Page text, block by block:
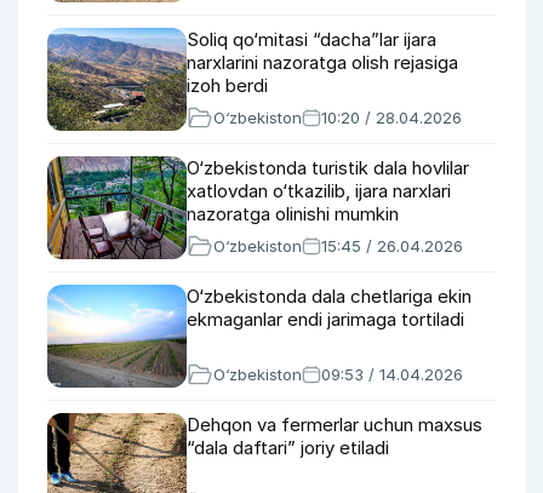
Soliq qo‘mitasi “dacha”lar ijara
narxlarini nazoratga olish rejasiga
izoh berdi
O‘zbekiston 10:20 / 28.04.2026
O‘zbekistonda turistik dala hovlilar
xatlovdan o‘tkazilib, ijara narxlari
nazoratga olinishi mumkin
O‘zbekiston 15:45 / 26.04.2026
O‘zbekistonda dala chetlariga ekin
ekmaganlar endi jarimaga tortiladi
O‘zbekiston 09:53 / 14.04.2026
Dehqon va fermerlar uchun maxsus
“dala daftari” joriy etiladi